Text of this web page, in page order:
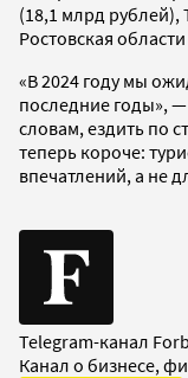
(18,1 млрд
Ростовская
«В 2024 году мы
последние годы»,
словам, ездить по
теперь короче:
впечатлений, а не
Telegram-канал
Канал о бизнесе,